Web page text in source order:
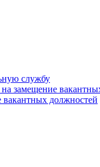
службу
замещение
вакантных должностей